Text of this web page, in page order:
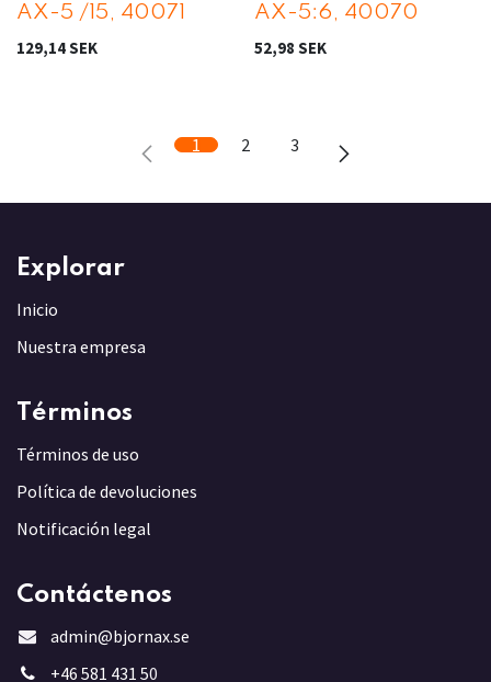
AX-5 /15, 40071
129,14SEK
AX-5:6, 40070
52,98 SEK
1 2 3
Explorar
Inicio
Nuestra empresa
Términos
Términos de uso
Política de devoluciones
Notificación legal
Contáctenos
admin@bjornax.se
+46 581 431 50